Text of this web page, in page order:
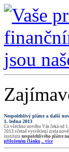
Nespolehlivý plátce a další
1. ledna 2013
Co všechno nového Vás čeká od
2013 včetně vysvětlení zcela
institutu nespolehlivého plátce
přiloženém článku ... více